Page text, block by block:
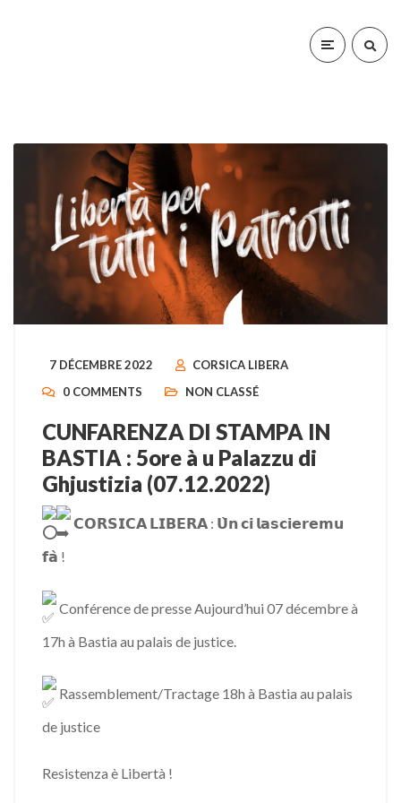
7 DÉCEMBRE 2022
CORSICA LIBERA
0 COMMENTS
NON CLASSÉ
CUNFARENZA DI STAMPA IN
BASTIA : 5ore à u Palazzu di
Ghjustizia (07.12.2022)
𝗖𝗢𝗥𝗦𝗜𝗖𝗔 𝗟𝗜𝗕𝗘𝗥𝗔 : 𝗨̀𝗻 𝗰𝗶 𝗹𝗮𝘀𝗰𝗶𝗲𝗿𝗲𝗺𝘂
𝗳𝗮̀ !
Conférence de presse Aujourd’hui 07 décembre à
17h à Bastia au palais de justice.
Rassemblement/Tractage 18h à Bastia au palais
de justice
Resistenza è Libertà !